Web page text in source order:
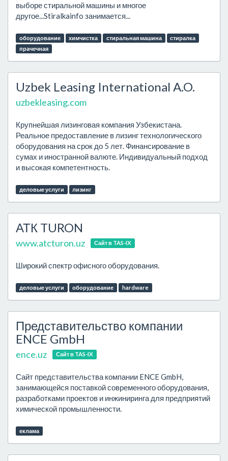
выборе стиральной машины и многое
другое...Stiralkainfo занимается...
оборудование химчистка стиральная машина
стиралка
прачечная
Uzbek Leasing International A.O.
uzbekleasing.com
Крупнейшая лизинговая компания Узбекистана.
Реальное предоставление в лизинг технологического
оборудования на срок до 5 лет. Финансирование в
сумах и иностранной валюте. Индивидуальный подход
и высокая компетентность.
деловые услуги лизинг
АТК TURON
www.atcturon.uz Сайт в TAS-IX
Широкий спектр офисного оборудования.
деловые услуги оборудование hardware
Представительство компании
ENCE GmbH
ence.uz Сайт в TAS-IX
Сайт представительства компании ENCE GmbH,
занимающейся поставкой современного оборудования,
разработками проектов и инжиниринга для предприятий
химической промышленности.
еклама